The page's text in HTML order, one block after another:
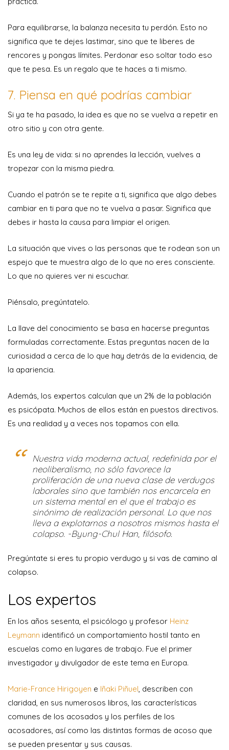
Para equilibrarse, la balanza necesita tu perdón. Esto no
significa que te dejes lastimar, sino que te liberes de
rencores y pongas límites. Perdonar eso soltar todo eso
que te pesa. Es un regalo que te haces a ti mismo.
7. Piensa en qué podrías cambiar
Si ya te ha pasado, la idea es que no se vuelva a repetir en
otro sitio y con otra gente.
Es una ley de vida: si no aprendes la lección, vuelves a
tropezar con la misma piedra.
Cuando el patrón se te repite a ti, significa que algo debes
cambiar en ti para que no te vuelva a pasar. Significa que
debes ir hasta la causa para limpiar el origen.
La situación que vives o las personas que te rodean son un
espejo que te muestra algo de lo que no eres consciente.
Lo que no quieres ver ni escuchar.
Piénsalo, pregúntatelo.
La llave del conocimiento se basa en hacerse preguntas
formuladas correctamente. Estas preguntas nacen de la
curiosidad a cerca de lo que hay detrás de la evidencia, de
la apariencia.
Además, los expertos calculan que un 2% de la población
es psicópata. Muchos de ellos están en puestos directivos.
Es una realidad y a veces nos topamos con ella.
Nuestra vida moderna actual, redefinida por el
neoliberalismo, no sólo favorece la
proliferación de una nueva clase de verdugos
laborales sino que también nos encarcela en
un sistema mental en el que el trabajo es
sinónimo de realización personal. Lo que nos
lleva a explotarnos a nosotros mismos hasta el
colapso. -Byung-Chul Han, filósofo.
Pregúntate si eres tu propio verdugo y si vas de camino al
colapso.
Los expertos
En los años sesenta, el psicólogo y profesor Heinz
Leymann identificó un comportamiento hostil tanto en
escuelas como en lugares de trabajo. Fue el primer
investigador y divulgador de este tema en Europa.
Marie-France Hirigoyen e Iñaki Piñuel, describen con
claridad, en sus numerosos libros, las características
comunes de los acosados y los perfiles de los
acosadores, así como las distintas formas de acoso que
se pueden presentar y sus causas.